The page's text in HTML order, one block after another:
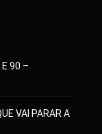
90 –
VAI PARAR A